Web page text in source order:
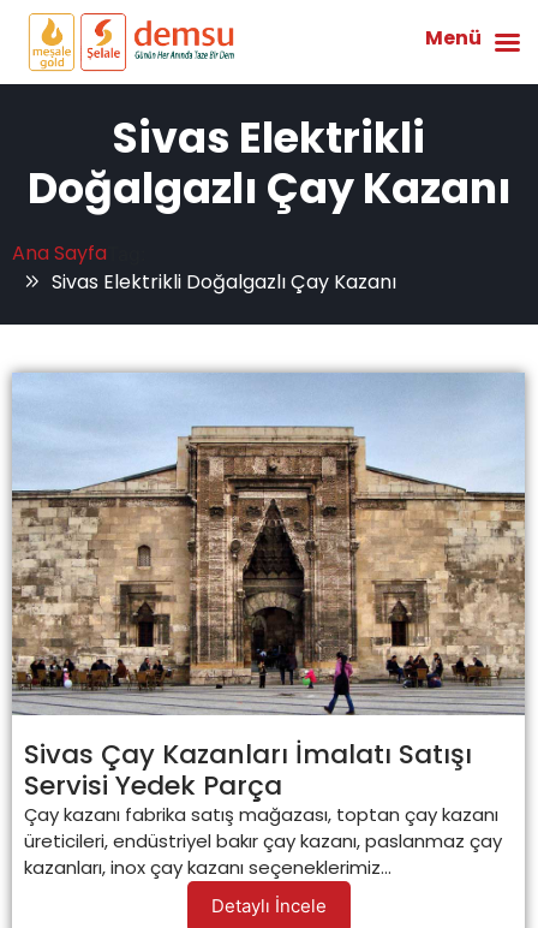
Sivas Elektrikli
Doğalgazlı Çay Kazanı
Ana Sayfa
Sivas Elektrikli Doğalgazlı Çay Kazanı
Sivas Çay Kazanları İmalatı Satışı
Servisi Yedek Parça
Çay kazanı fabrika satış mağazası, toptan çay kazanı
üreticileri, endüstriyel bakır çay kazanı, paslanmaz çay
kazanları, inox çay kazanı seçeneklerimiz...
Detaylı İncele
Menü